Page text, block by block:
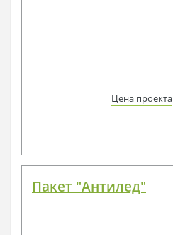
Цена проекта
Пакет "Антилед"